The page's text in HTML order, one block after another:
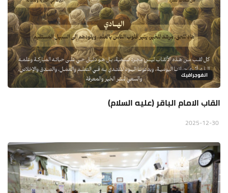
انفوجرافيك
القاب الامام الباقر (عليه السلام)